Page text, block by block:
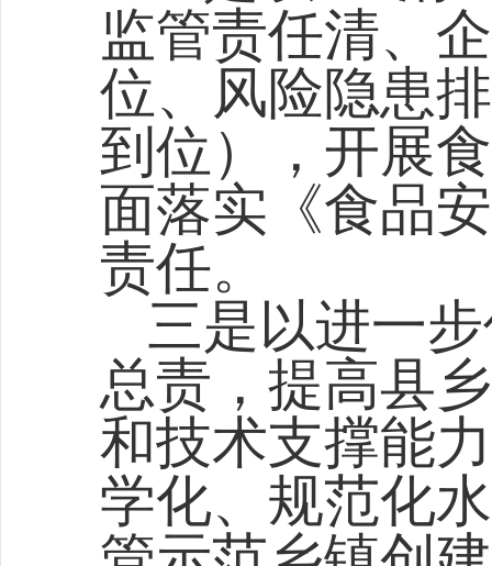
监管责任清、
位、风险隐患
到位），开展
面落实《食品
责任。
三是以进一
总责，提高县
和技术支撑能
学化、规范化